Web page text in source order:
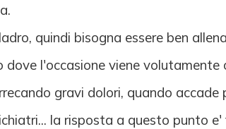
quindi bisogna essere ben
l'occasione viene
gravi dolori, quando accade
la risposta a questo punto